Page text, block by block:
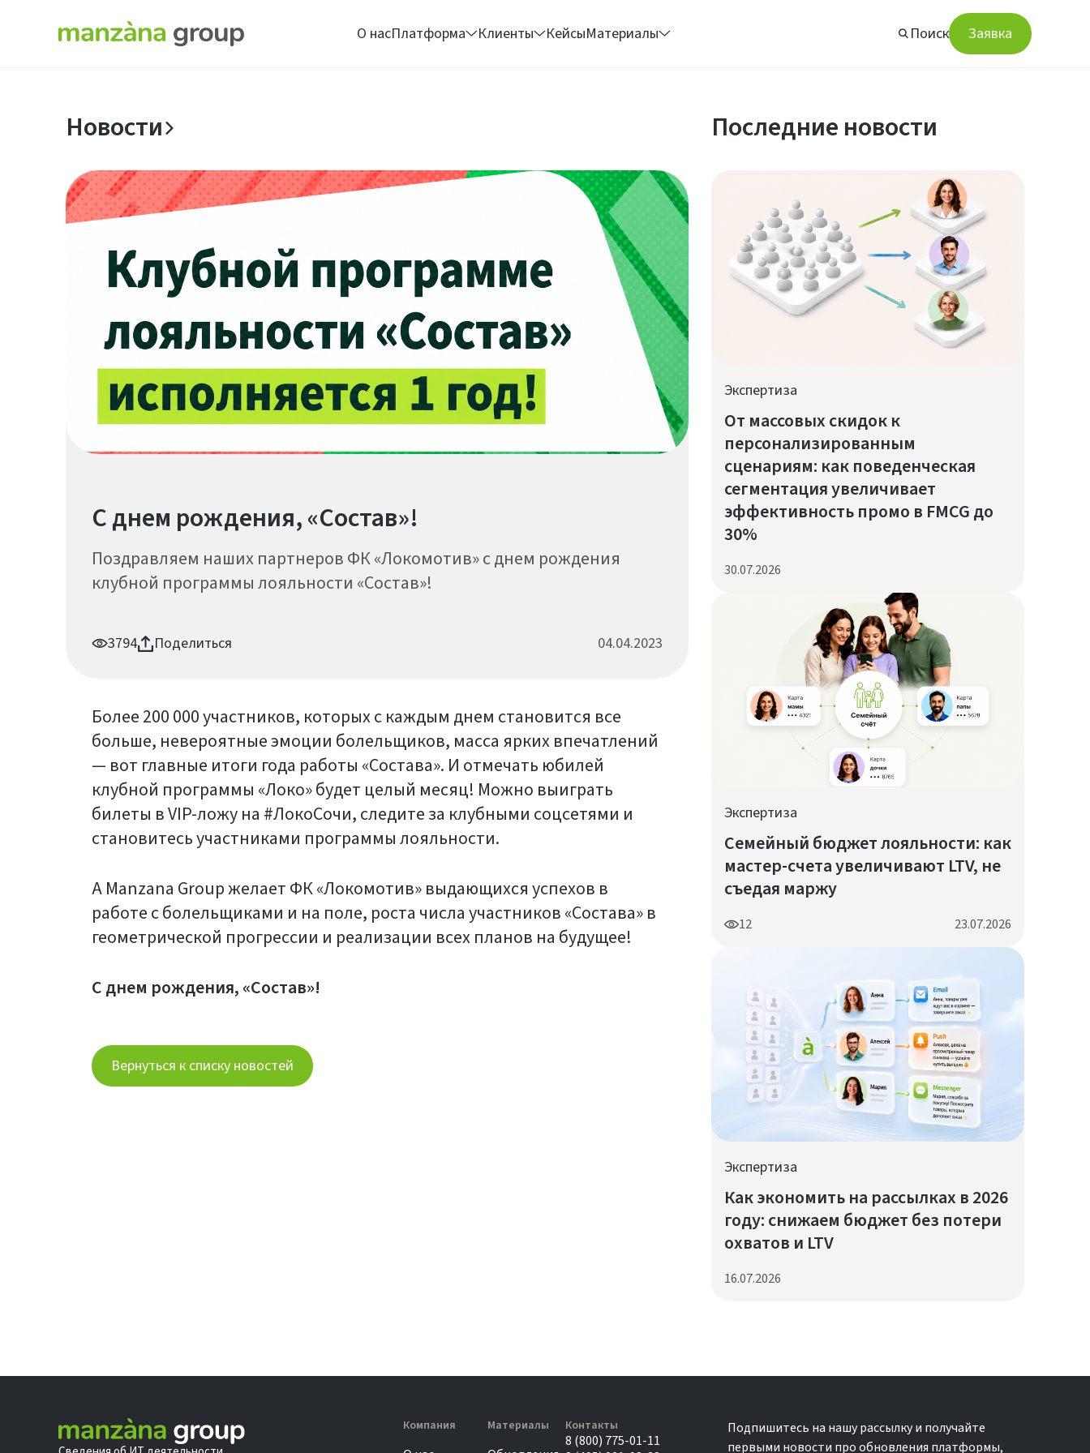
О насПлатформа Клиенты КейсыМатериалы Поиск Заявка
Новости
С днем рождения, «Состав»!
Поздравляем наших партнеров ФК «Локомотив» с днем рождения
клубной программы лояльности «Состав»!
3794 Поделиться 04.04.2023
Более 200 000 участников, которых с каждым днем становится все
больше, невероятные эмоции болельщиков, масса ярких впечатлений
— вот главные итоги года работы «Состава». И отмечать юбилей
клубной программы «Локо» будет целый месяц! Можно выиграть
билеты в VIP-ложу на #ЛокоСочи, следите за клубными соцсетями и
становитесь участниками программы лояльности.
А Manzana Group желает ФК «Локомотив» выдающихся успехов в
работе с болельщиками и на поле, роста числа участников «Состава» в
геометрической прогрессии и реализации всех планов на будущее!
С днем рождения, «Состав»!
Вернуться к списку новостей
Последние новости
Экспертиза
От массовых скидок к
персонализированным
сценариям: как поведенческая
сегментация увеличивает
эффективность промо в FMCG до
30%
30.07.2026
Экспертиза
Семейный бюджет лояльности: как
мастер-счета увеличивают LTV, не
съедая маржу
12 23.07.2026
Экспертиза
Как экономить на рассылках в 2026
году: снижаем бюджет без потери
охватов и LTV
16.07.2026
Компания Материалы Контакты
8 (800) 775-01-11
Подпишитесь на нашу рассылку и получайте
первыми новости про обновления платформы,